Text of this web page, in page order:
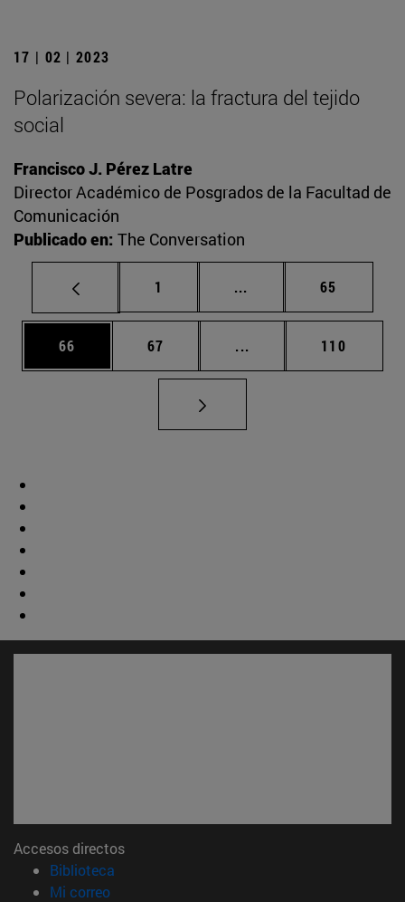
17 | 02 | 2023
Polarización severa: la fractura del tejido
social
Francisco J. Pérez Latre
Director Académico de Posgrados de la Facultad de
Comunicación
Publicado en: The Conversation
Página
1 ... Páginas intermedias
Página
65
Página
66 Página
67 ... Páginas intermedias
Página
110
Accesos directos
Biblioteca
Mi correo(abre en nueva ventana)